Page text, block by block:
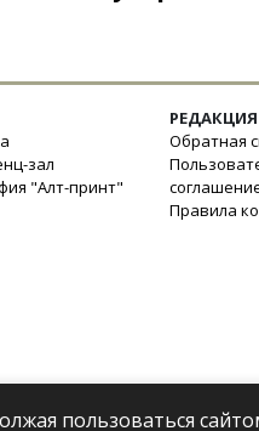
зал
"Алт-принт"
РЕДАКЦИЯ
Обратная
Правила
пользоваться